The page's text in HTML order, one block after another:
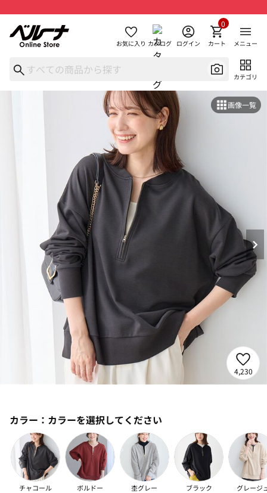
お気に入り カタログ ログイン カート
0
メニュー
カテゴリ
画像一覧
4,230
カラー： カラーを選択してください
チャコール ボルドー 杢グレー ブラック グレージ